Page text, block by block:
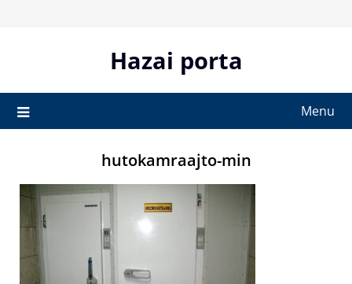
Hazai porta
Menu
hutokamraajto-min